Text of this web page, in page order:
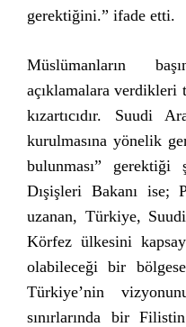
gerektiğini.” ifade etti.
Müslümanların
açıklamalara
kızartıcıdır. Suudi
kurulmasına yönelik
bulunması”
Dışişleri Bakanı ise;
uzanan, Türkiye,
Körfez ülkesini
olabileceği bir
Türkiye’nin
sınırlarında bir